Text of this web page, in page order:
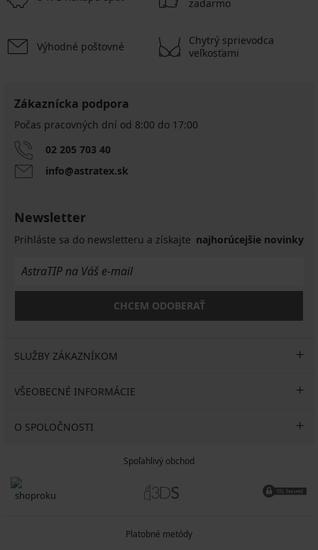
zadarmo
Výhodné poštovné
Chytrý sprievodca
veľkosťami
Zákaznícka podpora
Počas pracovných dní od 8:00 do 17:00
02 205 703 40
info@astratex.sk
Newsletter
Prihláste sa do newsletteru a získajte najhorúcejšie novinky
CHCEM ODOBERAŤ
SLUŽBY ZÁKAZNÍKOM
VŠEOBECNÉ INFORMÁCIE
O SPOLOČNOSTI
Spoľahlivý obchod
Platobné metódy